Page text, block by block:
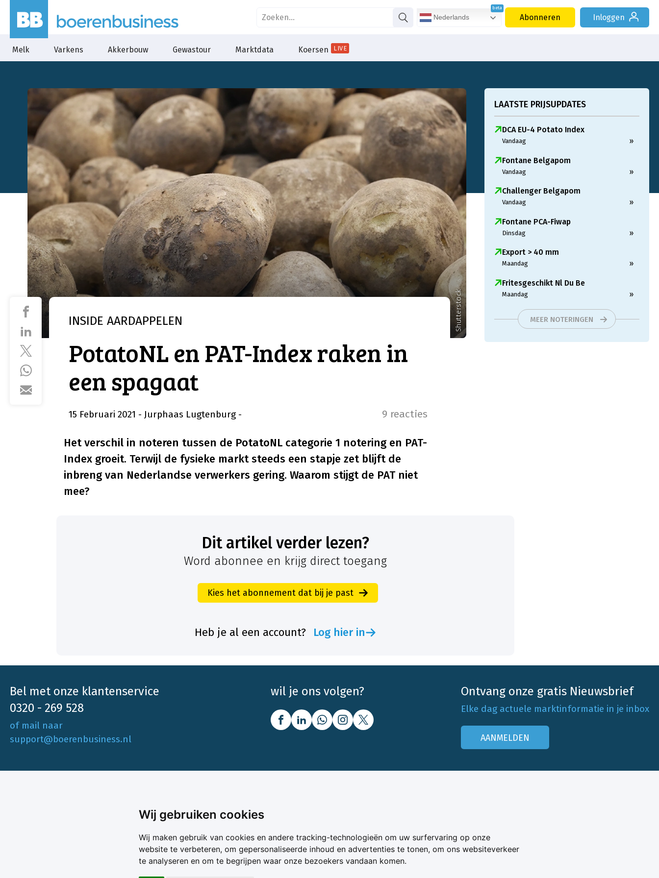
Wij gebruiken cookies
Wij maken gebruik van cookies en andere tracking-technologieën om uw surfervaring op onze
website te verbeteren, om gepersonaliseerde inhoud en advertenties te tonen, om ons websiteverkeer
te analyseren en om te begrijpen waar onze bezoekers vandaan komen.
Nederlands Abonneren Inloggen
Melk Varkens Akkerbouw Gewastour Marktdata Koersen LIVE
Shutterstock
INSIDE AARDAPPELEN
PotatoNL en PAT-Index raken in
een spagaat
15 Februari 2021 - Jurphaas Lugtenburg- 9 reacties
Het verschil in noteren tussen de PotatoNL categorie 1 notering en PAT-
Index groeit. Terwijl de fysieke markt steeds een stapje zet blijft de
inbreng van Nederlandse verwerkers gering. Waarom stijgt de PAT niet
mee?
LAATSTE PRIJSUPDATES
DCA EU-4 Potato Index
Vandaag »
Fontane Belgapom
Vandaag »
Challenger Belgapom
Vandaag »
Fontane PCA-Fiwap
Dinsdag »
Export > 40 mm
Maandag »
Fritesgeschikt Nl Du Be
Maandag »
MEER NOTERINGEN
Dit artikel verder lezen?
Word abonnee en krijg direct toegang
Kies het abonnement dat bij je past
Heb je al een account? Log hier in
Bel met onze klantenservice
0320 - 269 528
of mail naar
support@boerenbusiness.nl
wil je ons volgen? Ontvang onze gratis Nieuwsbrief
Elke dag actuele marktinformatie in je inbox
AANMELDEN
Boerenbusiness is je partner op het gebied
van onafhankelijke en betrouwbare
marktinformatie en -data. Elke dag opnieuw
Ons aanbod
Melk & Voer
Melkprijsvergelijker
Varkens & Voer
Bedrijfsabonnementen
Mijn Boerenbusiness
Werken bij Boerenbusiness
Adverteren